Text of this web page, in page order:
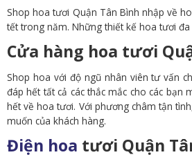
Shop hoa tươi Quận Tân Bình nhập về
tết trong năm. Những thiết kế hoa tươi
Cửa hàng hoa tươi
Shop hoa với độ ngũ nhân viên tư vấn
đáp hết tất cả các thắc mắc cho các bạn
hết về hoa tươi. Với phương châm tận
muốn của khách hàng.
Điện hoa tươi Quận